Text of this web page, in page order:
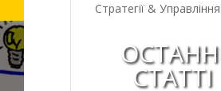
Стратегії & Управління
СТАТТІ